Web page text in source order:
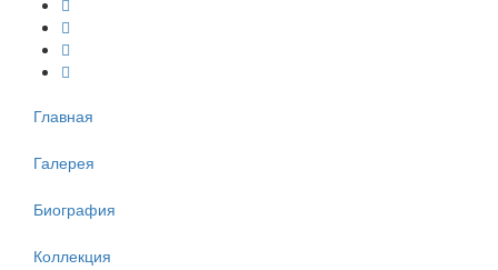
Главная
Галерея
Биография
Коллекция